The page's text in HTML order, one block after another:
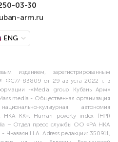
03-30
arm.ru
ENG
изданием, зарегистрированным
83809 от 29 августа 2022 г. в
-«Media group Кубань Арм»
media - Общественная организация
культурная автономия
НКА КК», Human poverty index (HPI)
– Отдел пресс службы ОО «РА НКА
Чнаваян Н.А. Adress редакции: 350911,